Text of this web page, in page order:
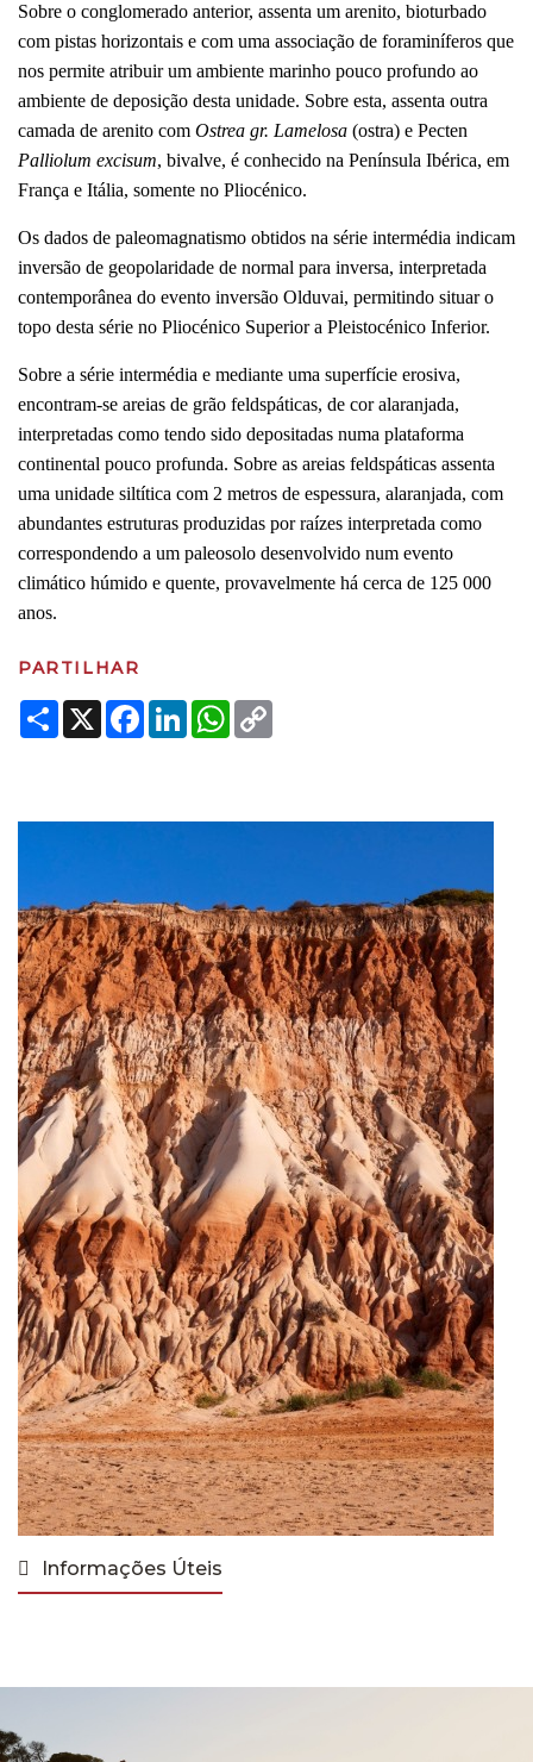
Sobre o conglomerado anterior, assenta um arenito, bioturbado
com pistas horizontais e com uma associação de foraminíferos que
nos permite atribuir um ambiente marinho pouco profundo ao
ambiente de deposição desta unidade. Sobre esta, assenta outra
camada de arenito com Ostrea gr. Lamelosa (ostra) e Pecten
Palliolum excisum, bivalve, é conhecido na Península Ibérica, em
França e Itália, somente no Pliocénico.
Os dados de paleomagnatismo obtidos na série intermédia indicam
inversão de geopolaridade de normal para inversa, interpretada
contemporânea do evento inversão Olduvai, permitindo situar o
topo desta série no Pliocénico Superior a Pleistocénico Inferior.
Sobre a série intermédia e mediante uma superfície erosiva,
encontram-se areias de grão feldspáticas, de cor alaranjada,
interpretadas como tendo sido depositadas numa plataforma
continental pouco profunda. Sobre as areias feldspáticas assenta
uma unidade siltítica com 2 metros de espessura, alaranjada, com
abundantes estruturas produzidas por raízes interpretada como
correspondendo a um paleosolo desenvolvido num evento
climático húmido e quente, provavelmente há cerca de 125 000
anos.
PARTILHAR
Share
X Facebook
LinkedInWhatsApp
Informações Úteis